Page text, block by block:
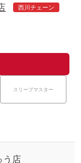
西川チェーン
スリープマスター
う店